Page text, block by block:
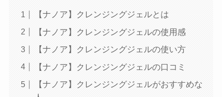
【ナノア】クレンジングジェルとは
【ナノア】クレンジングジェルの使用感
【ナノア】クレンジングジェルの使い方
【ナノア】クレンジングジェルの口コミ
【ナノア】クレンジングジェルがおすすめな